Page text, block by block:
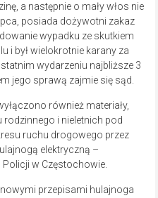
a następnie o mały włos nie
posiada dożywotni zakaz
wypadku ze skutkiem
i był wielokrotnie karany za
wydarzeniu najbliższe 3
jego sprawą zajmie się sąd.
również materiały,
i nieletnich pod
ruchu drogowego przez
elektryczną –
w Częstochowie.
przepisami hulajnoga